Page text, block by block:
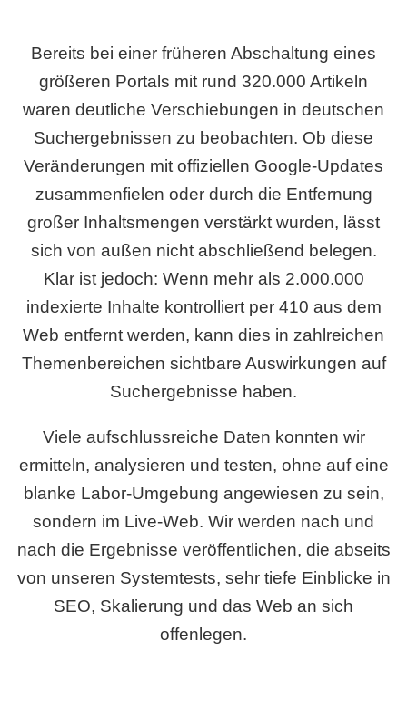
Bereits bei einer früheren Abschaltung eines
größeren Portals mit rund 320.000 Artikeln
waren deutliche Verschiebungen in deutschen
Suchergebnissen zu beobachten. Ob diese
Veränderungen mit offiziellen Google-Updates
zusammenfielen oder durch die Entfernung
großer Inhaltsmengen verstärkt wurden, lässt
sich von außen nicht abschließend belegen.
Klar ist jedoch: Wenn mehr als 2.000.000
indexierte Inhalte kontrolliert per 410 aus dem
Web entfernt werden, kann dies in zahlreichen
Themenbereichen sichtbare Auswirkungen auf
Suchergebnisse haben.
Viele aufschlussreiche Daten konnten wir
ermitteln, analysieren und testen, ohne auf eine
blanke Labor-Umgebung angewiesen zu sein,
sondern im Live-Web. Wir werden nach und
nach die Ergebnisse veröffentlichen, die abseits
von unseren Systemtests, sehr tiefe Einblicke in
SEO, Skalierung und das Web an sich
offenlegen.